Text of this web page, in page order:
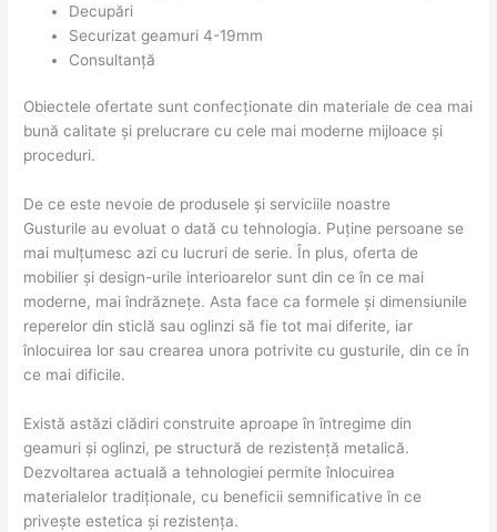
Decupări
Securizat geamuri 4-19mm
Consultanță
Obiectele ofertate sunt confecționate din materiale de cea mai
bună calitate și prelucrare cu cele mai moderne mijloace și
proceduri.
De ce este nevoie de produsele și serviciile noastre
Gusturile au evoluat o dată cu tehnologia. Puține persoane se
mai mulțumesc azi cu lucruri de serie. În plus, oferta de
mobilier și design-urile interioarelor sunt din ce în ce mai
moderne, mai îndrăznețe. Asta face ca formele și dimensiunile
reperelor din sticlă sau oglinzi să fie tot mai diferite, iar
înlocuirea lor sau crearea unora potrivite cu gusturile, din ce în
ce mai dificile.
Există astăzi clădiri construite aproape în întregime din
geamuri și oglinzi, pe structură de rezistență metalică.
Dezvoltarea actuală a tehnologiei permite înlocuirea
materialelor tradiționale, cu beneficii semnificative în ce
privește estetica și rezistența.